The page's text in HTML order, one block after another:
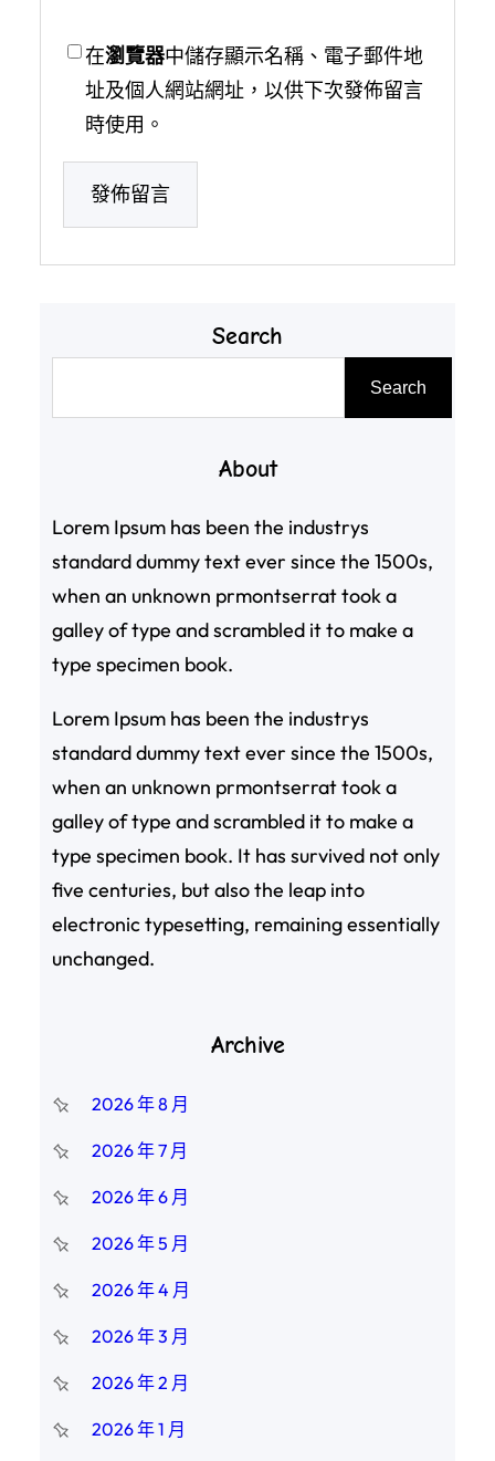
在瀏覽器中儲存顯示名稱、電子郵件地
址及個人網站網址，以供下次發佈留言
時使用。
Search
Search
About
Lorem Ipsum has been the industrys
standard dummy text ever since the 1500s,
when an unknown prmontserrat took a
galley of type and scrambled it to make a
type specimen book.
Lorem Ipsum has been the industrys
standard dummy text ever since the 1500s,
when an unknown prmontserrat took a
galley of type and scrambled it to make a
type specimen book. It has survived not only
five centuries, but also the leap into
electronic typesetting, remaining essentially
unchanged.
Archive
2026 年 8 月
2026 年 7 月
2026 年 6 月
2026 年 5 月
2026 年 4 月
2026 年 3 月
2026 年 2 月
2026 年 1 月